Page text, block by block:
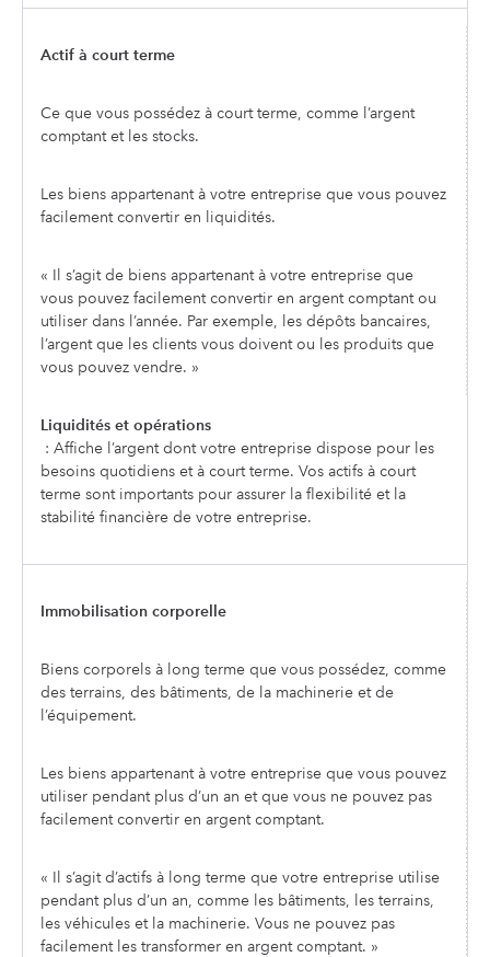
Actif à court terme
Ce que vous possédez à court terme, comme l’argent
comptant et les stocks.
Les biens appartenant à votre entreprise que vous pouvez
facilement convertir en liquidités.
« Il s’agit de biens appartenant à votre entreprise que
vous pouvez facilement convertir en argent comptant ou
utiliser dans l’année. Par exemple, les dépôts bancaires,
l’argent que les clients vous doivent ou les produits que
vous pouvez vendre. »
Liquidités et opérations
: Affiche l’argent dont votre entreprise dispose pour les
besoins quotidiens et à court terme. Vos actifs à court
terme sont importants pour assurer la flexibilité et la
stabilité financière de votre entreprise.
Immobilisation corporelle
Biens corporels à long terme que vous possédez, comme
des terrains, des bâtiments, de la machinerie et de
l’équipement.
Les biens appartenant à votre entreprise que vous pouvez
utiliser pendant plus d’un an et que vous ne pouvez pas
facilement convertir en argent comptant.
« Il s’agit d’actifs à long terme que votre entreprise utilise
pendant plus d’un an, comme les bâtiments, les terrains,
les véhicules et la machinerie. Vous ne pouvez pas
facilement les transformer en argent comptant. »